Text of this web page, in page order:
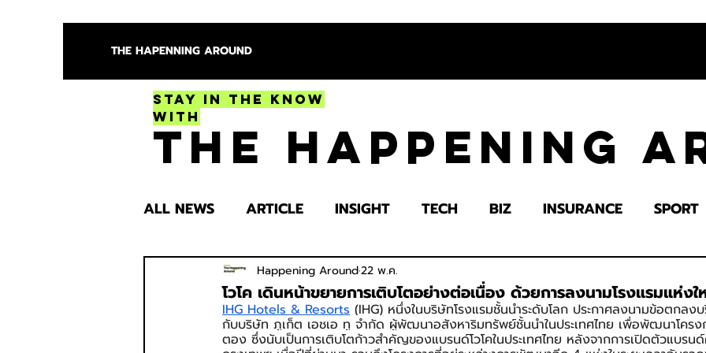
THE HAPENNING AROUND
Stay in the Know
With
The Happening
ALL NEWS ARTICLE INSIGHT TECH BIZ INSURANCE SPORT
ENTERTAINMENT HEALTH
SPOTLIGHT TRY
โวโค เดินหน้าขยายการเติบโตอย่างต่อเนื่อง ด้วยการลงนามโรงแรมแห่งใ
Happening Around22 พ.ค.
IHG Hotels & Resorts (IHG) หนึ่งในบริษัทโรงแรมชั้นนำระดับโลก ประกาศลงนามข้อตกลงบ
กับบริษัท ภูเก็ต เอชเอ ทู จำกัด ผู้พัฒนาอสังหาริมทรัพย์ชั้นนำในประเทศไทย เพื่อพัฒนาโครง
ตอง ซึ่งนับเป็นการเติบโตก้าวสำคัญของแบรนด์โวโคในประเทศไทย หลังจากการเปิดตัวแบรน